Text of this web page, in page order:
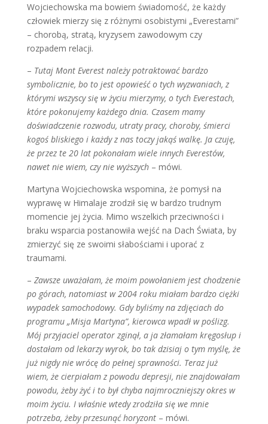
Wojciechowska ma bowiem świadomość, że każdy
człowiek mierzy się z różnymi osobistymi „Everestami”
– chorobą, stratą, kryzysem zawodowym czy
rozpadem relacji.
– Tutaj Mont Everest należy potraktować bardzo
symbolicznie, bo to jest opowieść o tych wyzwaniach, z
którymi wszyscy się w życiu mierzymy, o tych Everestach,
które pokonujemy każdego dnia. Czasem mamy
doświadczenie rozwodu, utraty pracy, choroby, śmierci
kogoś bliskiego i każdy z nas toczy jakąś walkę. Ja czuję,
że przez te 20 lat pokonałam wiele innych Everestów,
nawet nie wiem, czy nie wyższych– mówi.
Martyna Wojciechowska wspomina, że pomysł na
wyprawę w Himalaje zrodził się w bardzo trudnym
momencie jej życia. Mimo wszelkich przeciwności i
braku wsparcia postanowiła wejść na Dach Świata, by
zmierzyć się ze swoimi słabościami i uporać z
traumami.
– Zawsze uważałam, że moim powołaniem jest chodzenie
po górach, natomiast w 2004 roku miałam bardzo ciężki
wypadek samochodowy. Gdy byliśmy na zdjęciach do
programu „Misja Martyna”, kierowca wpadł w poślizg.
Mój przyjaciel operator zginął, a ja złamałam kręgosłup i
dostałam od lekarzy wyrok, bo tak dzisiaj o tym myślę, że
już nigdy nie wrócę do pełnej sprawności. Teraz już
wiem, że cierpiałam z powodu depresji, nie znajdowałam
powodu, żeby żyć i to był chyba najmroczniejszy okres w
moim życiu. I właśnie wtedy zrodziła się we mnie
potrzeba, żeby przesunąć horyzont– mówi.